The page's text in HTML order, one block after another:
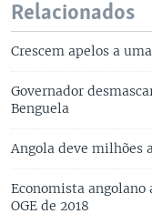
Relacionados
Crescem apelos a
Governador
Benguela
Angola deve milhões
Economista
OGE de 2018